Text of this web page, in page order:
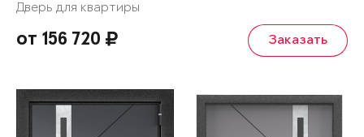
Дверь для квартиры
от 156 720 Заказать